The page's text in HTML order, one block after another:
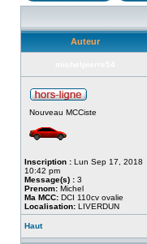
Auteur
Nouveau MCCiste
Inscription : Lun Sep 17, 2018
10:42 pm
Message(s) : 3
Prenom: Michel
Ma MCC: DCI 110cv ovalie
Localisation: LIVERDUN
Haut